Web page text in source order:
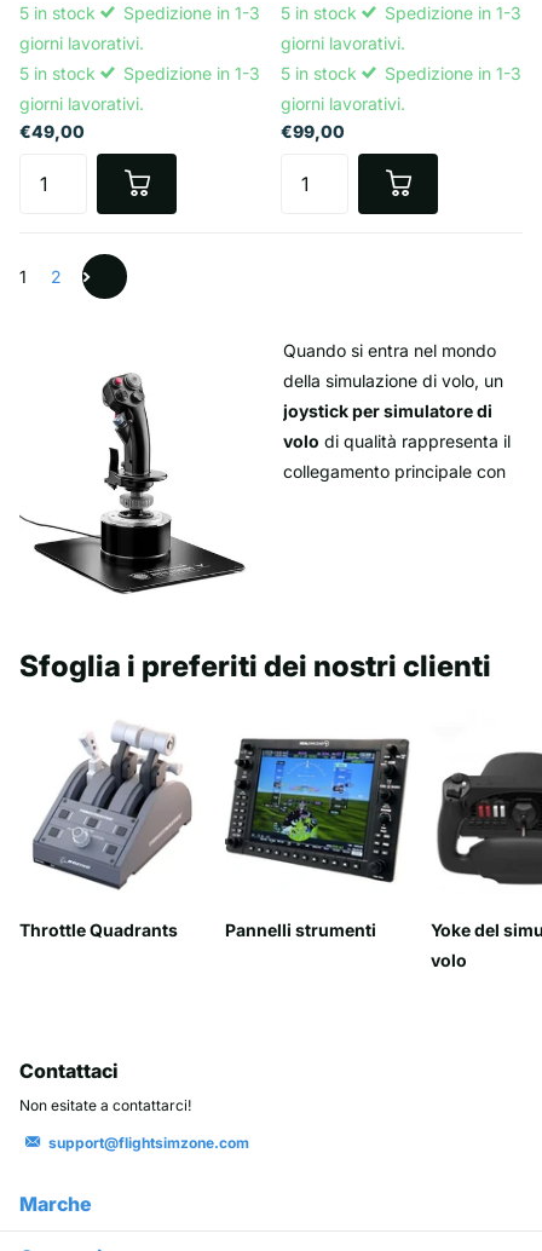
5 in stock
Spedizione in 1-3
giorni lavorativi.
5 in stock
Spedizione in 1-3
giorni lavorativi.
€49,00
5 in stock
Spedizione in 1-3
giorni lavorativi.
5 in stock
Spedizione in 1-3
giorni lavorativi.
€99,00
1 2
Quando si entra nel mondo
della simulazione di volo, un
joystick per simulatore di
volo di qualità rappresenta il
collegamento principale con
indispensabili sia per il volo
ricreativo che per la
I migliori
joystick per
simulatori di
Il mercato attuale offre
joystick per ogni esigenza e
Sfoglia i preferiti dei nostri clienti
Throttle Quadrants Pannelli strumenti
Yoke del
volo
Marche
Contattaci
Non esitate a contattarci!
support@flightsimzone.com